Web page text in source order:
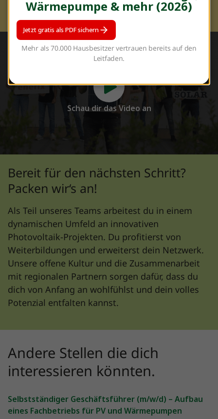
Systemen für unsere Kunden.
Schau dir das Video an
Bereit für den nächsten Schritt?
Packen wir‘s an!
Als Teil unseres Teams arbeitest du in einem
dynamischen Umfeld an innovativen
Photovoltaik-Projekten. Du profitierst von
Weiterbildungen und erweiterst dein Netzwerk.
Unsere offene Kultur und die Zusammenarbeit
mit regionalen Partnern sorgen dafür, dass du
dich von Anfang an wohlfühlst und dein volles
Potenzial entfalten kannst.
Andere Stellen die dich
interessieren könnten.
Selbstständiger Geschäftsführer (m/w/d) – Aufbau
eines Fachbetriebs für PV und Wärmepumpen
Wärmepumpe & mehr (2026)
Jetzt gratis als PDF sichern
Mehr als 70.000 Hausbesitzer vertrauen bereits auf den
Leitfaden.